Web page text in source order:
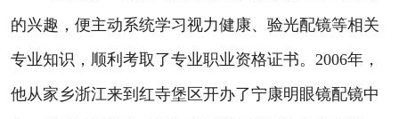
的兴趣，便主动系统学习视力健康、验光配镜等相关
专业知识，顺利考取了专业职业资格证书。2006年，
他从家乡浙江来到红寺堡区开办了宁康明眼镜配镜中